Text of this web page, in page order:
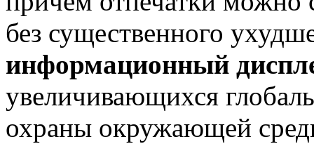
без существенного
информационный
увеличивающихся
охраны окружающей